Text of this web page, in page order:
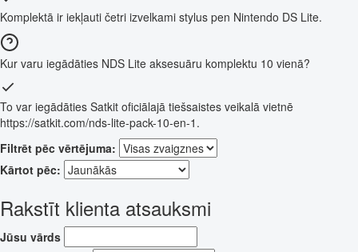
Komplektā ir iekļauti četri izvelkami stylus pen Nintendo DS Lite.
Kur varu iegādāties NDS Lite aksesuāru komplektu 10 vienā?
To var iegādāties Satkit oficiālajā tiešsaistes veikalā vietnē
https://satkit.com/nds-lite-pack-10-en-1.
Filtrēt pēc vērtējuma:
Kārtot pēc:
Rakstīt klienta atsauksmi
Jūsu vārds